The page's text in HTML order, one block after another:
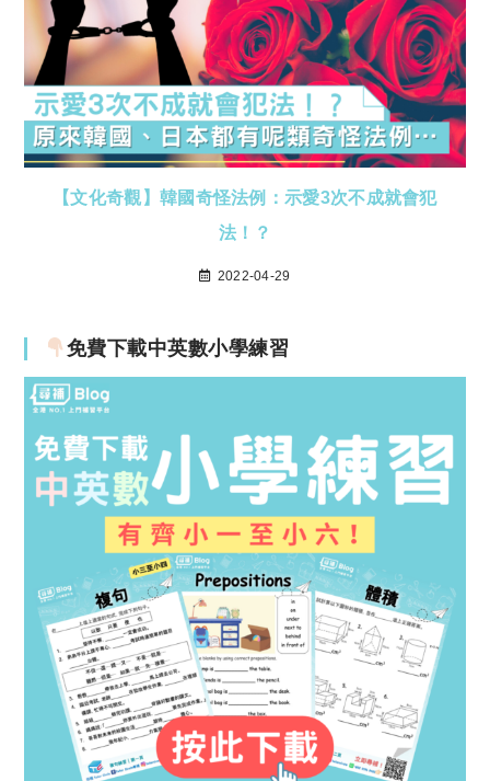
【文化奇觀】韓國奇怪法例：示愛3次不成就會犯
法！？
2022-04-29
免費下載中英數小學練習